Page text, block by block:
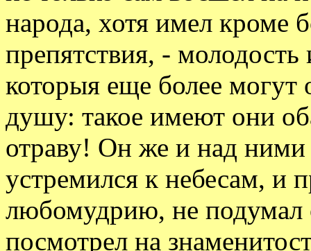
народа, хотя имел кроме
препятствия, -
которыя еще более могут
душу: такое имеют они
отраву! Он же и над ними
устремился к небесам, и
любомудрию, не подумал
посмотрел на